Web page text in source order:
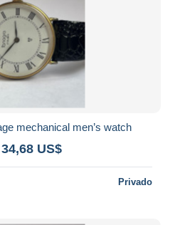
mechanical men’s watch
US$
Privado